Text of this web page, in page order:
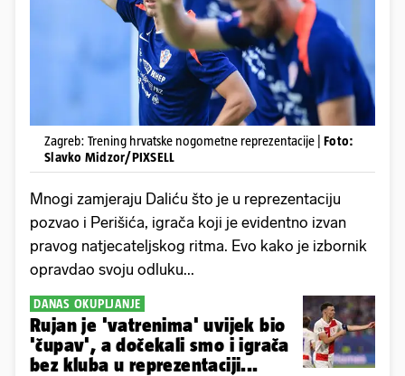
Zagreb: Trening hrvatske nogometne reprezentacije | Foto:
Slavko Midzor/PIXSELL
Mnogi zamjeraju Daliću što je u reprezentaciju
pozvao i Perišića, igrača koji je evidentno izvan
pravog natjecateljskog ritma. Evo kako je izbornik
opravdao svoju odluku...
DANAS OKUPLJANJE
Rujan je 'vatrenima' uvijek bio
'čupav', a dočekali smo i igrača
bez kluba u reprezentaciji...